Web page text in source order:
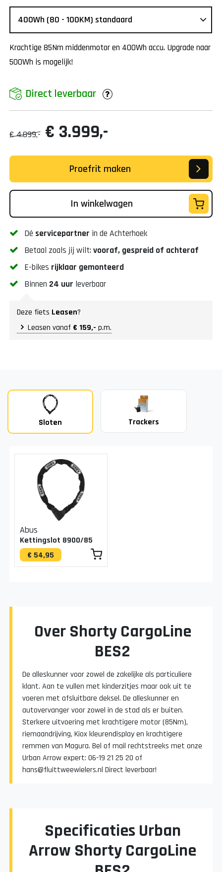
Krachtige 85Nm middenmotor en 400Wh accu. Upgrade naar
500Wh is mogelijk!
Direct leverbaar
€ 4.899,- € 3.999,-
Proefrit maken
In winkelwagen
Dé servicepartner in de Achterhoek
Betaal zoals jij wilt:vooraf, gespreid of achteraf
E-bikes rijklaar gemonteerd
Binnen 24 uur leverbaar
Deze fiets Leasen?
Leasen vanaf € 159,- p.m.
Sloten Trackers
Abus
Kettingslot 8900/85
€ 54,95
Over Shorty CargoLine
BES2
De alleskunner voor zowel de zakelijke als particuliere
klant. Aan te vullen met kinderzitjes maar ook uit te
voeren met afsluitbare deksel. De alleskunner en
autovervanger voor zowel in de stad als er buiten.
Sterkere uitvoering met krachtigere motor (85Nm),
riemaandrijving, Kiox kleurendisplay en krachtigere
remmen van Magura. Bel of mail rechtstreeks met onze
Urban Arrow expert: 06-19 21 25 20 of
hans@fluittweewielers.nl Direct leverbaar!
Specificaties Urban
Arrow Shorty CargoLine